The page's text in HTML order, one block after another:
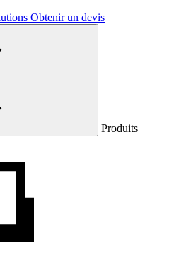
Obtenir un devis
Produits